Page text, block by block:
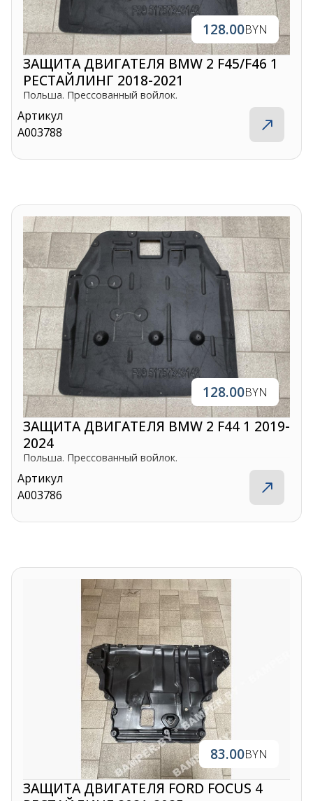
128.00BYN
ЗАЩИТА ДВИГАТЕЛЯ BMW 2 F45/F46 1
РЕСТАЙЛИНГ 2018-2021
Польша. Прессованный войлок.
Артикул
A003788
128.00BYN
ЗАЩИТА ДВИГАТЕЛЯ BMW 2 F44 1 2019-
2024
Польша. Прессованный войлок.
Артикул
A003786
83.00BYN
ЗАЩИТА ДВИГАТЕЛЯ FORD FOCUS 4